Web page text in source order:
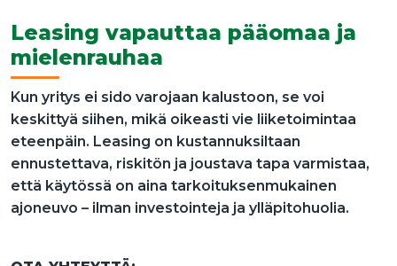
Leasing vapauttaa pääomaa ja
mielenrauhaa
Kun yritys ei sido varojaan kalustoon, se voi
keskittyä siihen, mikä oikeasti vie liiketoimintaa
eteenpäin. Leasing on kustannuksiltaan
ennustettava, riskitön ja joustava tapa varmistaa,
että käytössä on aina tarkoituksenmukainen
ajoneuvo – ilman investointeja ja ylläpitohuolia.